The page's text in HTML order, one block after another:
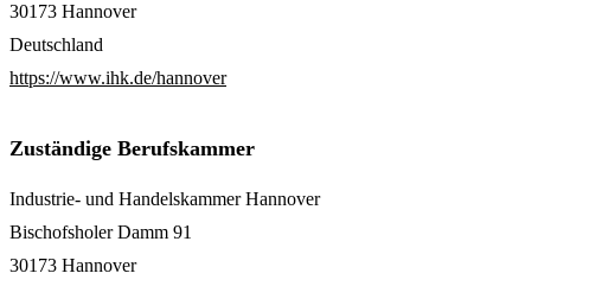
30173 Hannover
Deutschland
https://www.ihk.de/hannover
Zuständige Berufskammer
Industrie- und Handelskammer Hannover
Bischofsholer Damm 91
30173 Hannover